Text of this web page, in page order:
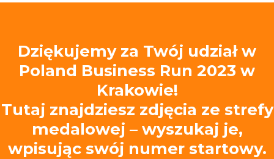
Dziękujemy za Twój udział w
Poland Business Run 2023 w
Krakowie!
Tutaj znajdziesz zdjęcia ze strefy
medalowej – wyszukaj je,
wpisując swój numer startowy.